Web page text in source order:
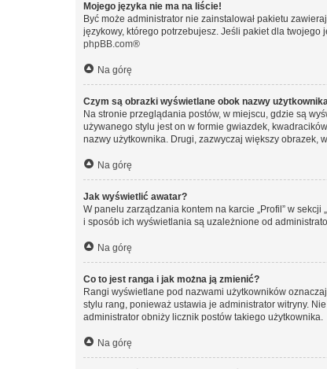
Mojego języka nie ma na liście!
Być może administrator nie zainstalował pakietu
językowy, którego potrzebujesz. Jeśli pakiet dla
phpBB.com®
Na górę
Czym są obrazki wyświetlane obok nazwy
Na stronie przeglądania postów, w miejscu, gdzie są
używanego stylu jest on w formie gwiazdek,
nazwy użytkownika. Drugi, zazwyczaj większy obrazek,
Na górę
Jak wyświetlić awatar?
W panelu zarządzania kontem na karcie „Profil” w
i sposób ich wyświetlania są uzależnione od
Na górę
Co to jest ranga i jak można ją zmienić?
Rangi wyświetlane pod nazwami użytkowników
stylu rang, ponieważ ustawia je administrator witryny.
administrator obniży licznik postów takiego użytkownika.
Na górę